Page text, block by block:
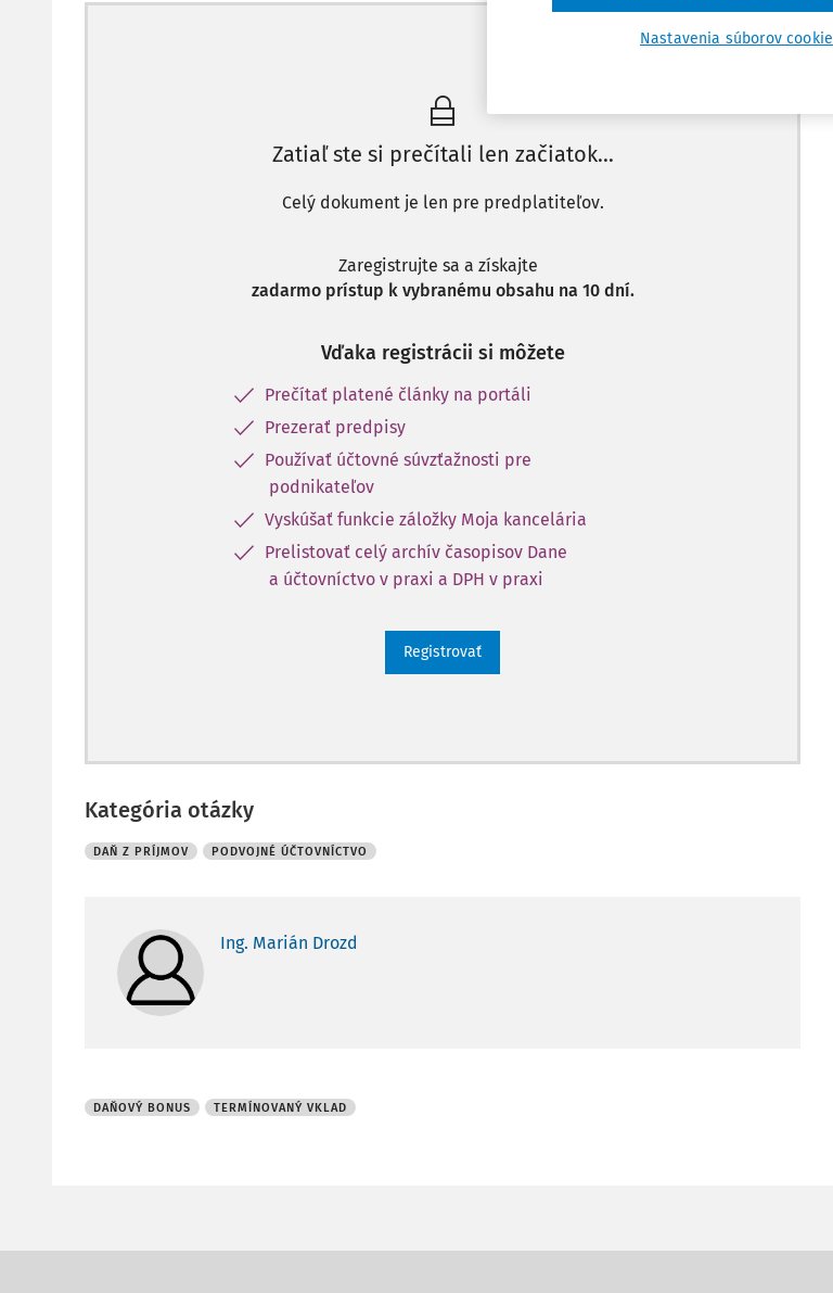
Máte predplatné? Prihláste sa
Zatiaľ ste si prečítali len začiatok...
Celý dokument je len pre predplatiteľov.
Zaregistrujte sa a získajte
zadarmo prístup k vybranému obsahu na 10 dní.
Vďaka registrácii si môžete
Prečítať platené články na portáli
Prezerať predpisy
Používať účtovné súvzťažnosti pre
podnikateľov
Vyskúšať funkcie záložky Moja kancelária
Prelistovať celý archív časopisov Dane
a účtovníctvo v praxi a DPH v praxi
Registrovať
Kategória otázky
DAŇ Z PRÍJMOV PODVOJNÉ ÚČTOVNÍCTVO
Ing. Marián Drozd
DAŇOVÝ BONUS TERMÍNOVANÝ VKLAD
Nastavenia súborov cookie